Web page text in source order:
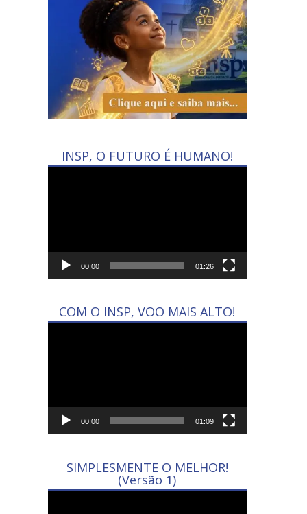
INSP, O FUTURO É HUMANO!
00:00 01:26
COM O INSP, VOO MAIS ALTO!
00:00 01:09
SIMPLESMENTE O MELHOR!
(Versão 1)